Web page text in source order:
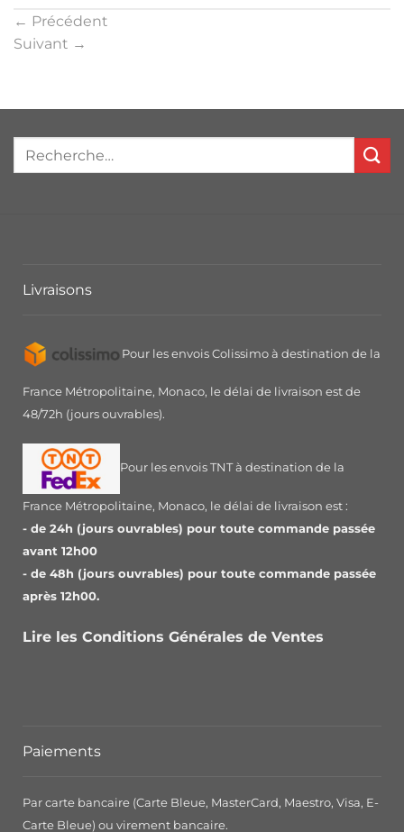
← Précédent
Suivant →
Livraisons
Pour les envois Colissimo à destination de la
France Métropolitaine, Monaco, le délai de livraison est de
48/72h (jours ouvrables).
Pour les envois TNT à destination de la
France Métropolitaine, Monaco, le délai de livraison est :
- de 24h (jours ouvrables) pour toute commande passée
avant 12h00
- de 48h (jours ouvrables) pour toute commande passée
après 12h00.
Lire les Conditions Générales de Ventes
Paiements
Par carte bancaire (Carte Bleue, MasterCard, Maestro, Visa, E-
Carte Bleue) ou virement bancaire.